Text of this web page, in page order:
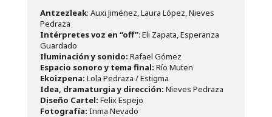
Antzezleak: Auxi Jiménez, Laura López, Nieves
Pedraza
Intérpretes voz en “off”: Eli Zapata, Esperanza
Guardado
Iluminación y sonido: Rafael Gómez
Espacio sonoro y tema final: Río Muten
Ekoizpena: Lola Pedraza / Estigma
Idea, dramaturgia y dirección: Nieves Pedraza
Diseño Cartel: Felix Espejo
Fotografía: Inma Nevado